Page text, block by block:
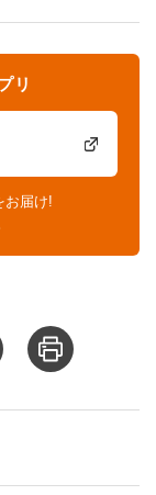
リ
お届け!